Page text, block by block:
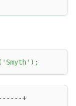
( 'Smyth' ) ;
+